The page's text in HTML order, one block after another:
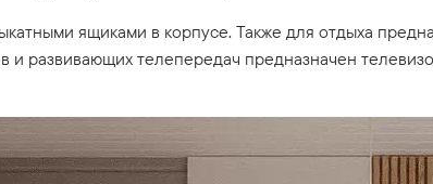
ящиками в корпусе. Также для отдыха
и развивающих телепередач предназначен